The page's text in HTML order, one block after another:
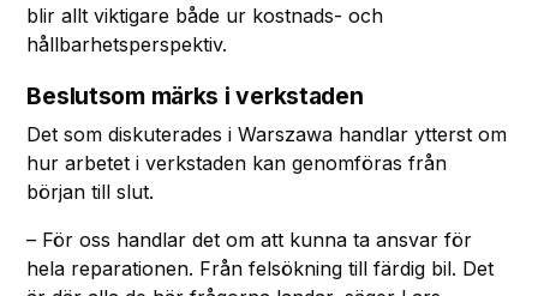
blir allt viktigare både ur kostnads- och
hållbarhetsperspektiv.
Beslutsom märks i verkstaden
Det som diskuterades i Warszawa handlar ytterst om
hur arbetet i verkstaden kan genomföras från
början till slut.
– För oss handlar det om att kunna ta ansvar för
hela reparationen. Från felsökning till färdig bil. Det